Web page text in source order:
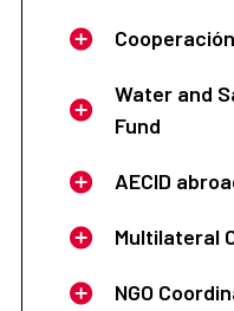
Water and
Fund
AECID
Multilateral
NGO